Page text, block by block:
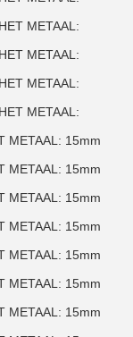
METAAL:
METAAL:
METAAL:
METAAL:
METAAL: 15mm
METAAL: 15mm
METAAL: 15mm
METAAL: 15mm
METAAL: 15mm
METAAL: 15mm
METAAL: 15mm